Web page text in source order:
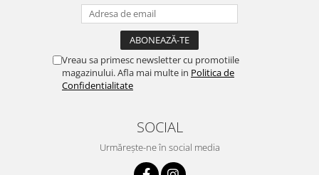
Vreau sa primesc newsletter cu promotiile
magazinului. Afla mai multe in Politica de
Confidentialitate
SOCIAL
Urmărește-ne în social media